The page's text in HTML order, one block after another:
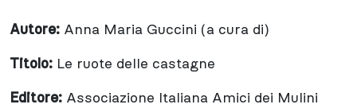
Autore: Anna Maria Guccini (a cura di)
Titolo: Le ruote delle castagne
Editore: Associazione Italiana Amici dei Mulini